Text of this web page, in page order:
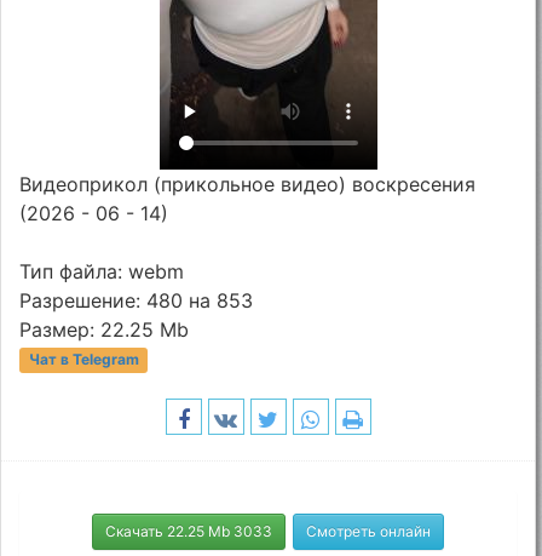
Видеоприкол (прикольное видео) воскресения
(2026 - 06 - 14)
Тип файла: webm
Разрешение: 480 на 853
Размер: 22.25 Mb
Чат в Telegram
Скачать 22.25 Mb 3033 Смотреть онлайн